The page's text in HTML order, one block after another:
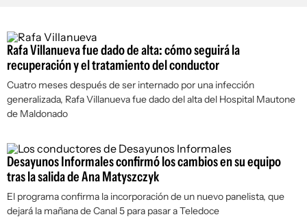
Rafa Villanueva fue dado de alta: cómo seguirá la
recuperación y el tratamiento del conductor
Cuatro meses después de ser internado por una infección
generalizada, Rafa Villanueva fue dado del alta del Hospital Mautone
de Maldonado
Desayunos Informales confirmó los cambios en su equipo
tras la salida de Ana Matyszczyk
El programa confirma la incorporación de un nuevo panelista, que
dejará la mañana de Canal 5 para pasar a Teledoce